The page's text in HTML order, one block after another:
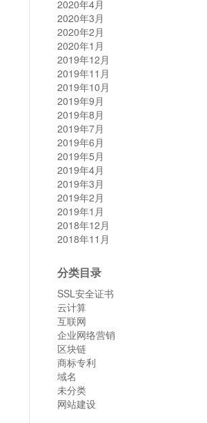
2020年4月
2020年3月
2020年2月
2020年1月
2019年12月
2019年11月
2019年10月
2019年9月
2019年8月
2019年7月
2019年6月
2019年5月
2019年4月
2019年3月
2019年2月
2019年1月
2018年12月
2018年11月
分类目录
SSL安全证书
云计算
互联网
企业网络营销
区块链
商标专利
域名
未分类
网站建设